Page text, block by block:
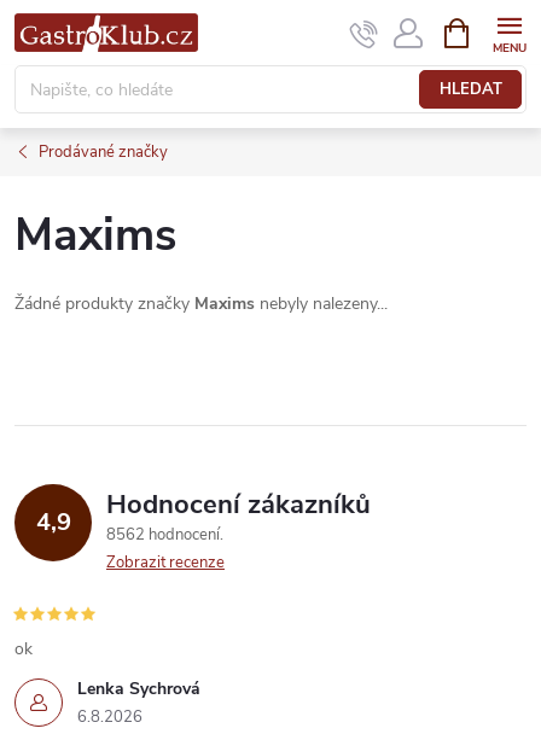
Přejít
na
obsah
HLEDAT
NÁKUPNÍ
KOŠÍK
Prodávané značky
Maxims
Žádné produkty značky Maxims nebyly nalezeny...
4,9 Hodnocení zákazníků
8562 hodnocení
Zobrazit recenze
Lenka Sychrová
6.8.2026
ok